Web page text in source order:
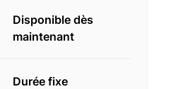
Disponible dès
maintenant
Durée fixe